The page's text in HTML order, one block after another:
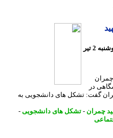
14 ماه پیش - دوشنبه 2 تیر
در
گفت: تشکل های دانشجویی به
- تشکل های دانشجویی-